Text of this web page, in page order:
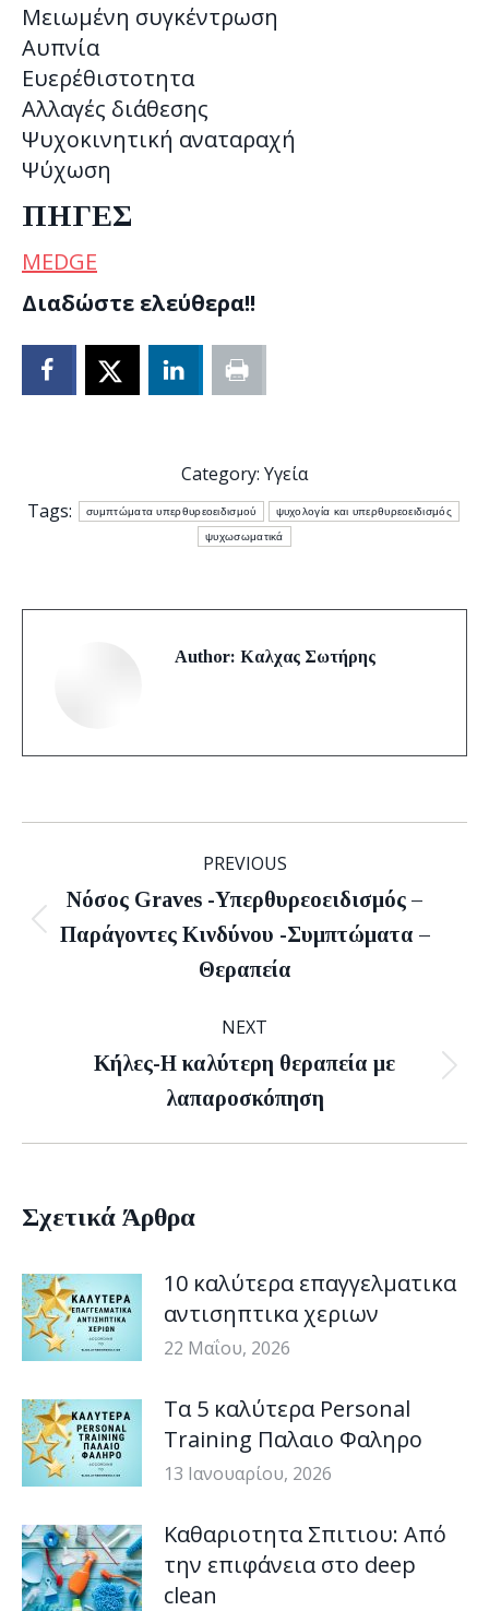
Μειωμένη συγκέντρωση
Αυπνία
Ευερέθιστοτητα
Αλλαγές διάθεσης
Ψυχοκινητική αναταραχή
Ψύχωση
ΠΗΓΕΣ
MEDGE
Διαδώστε ελεύθερα!!
Category: Υγεία
Tags:
συμπτώματα υπερθυρεοειδισμού ψυχολογία και υπερθυρεοειδισμός
ψυχωσωματικά
Author: Καλχας Σωτήρης
PREVIOUS
Previous
post:
Νόσος Graves -Υπερθυρεοειδισμός –
Παράγοντες Kινδύνου -Συμπτώματα –
Θεραπεία
NEXT
Next
post:
Κήλες-Η καλύτερη θεραπεία με
λαπαροσκόπηση
Σχετικά Άρθρα
10 καλύτερα επαγγελματικα
αντισηπτικα χεριων
22 Μαΐου, 2026
Τα 5 καλύτερα Personal
Training Παλαιο Φαληρο
13 Ιανουαρίου, 2026
Καθαριοτητα Σπιτιου: Από
την επιφάνεια στο deep
clean